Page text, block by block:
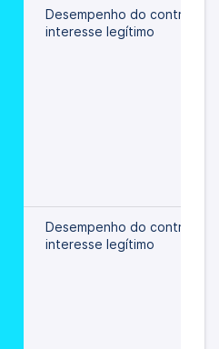
Desempenho do contrato/
interesse legítimo
Desempenho do contrato/
interesse legítimo